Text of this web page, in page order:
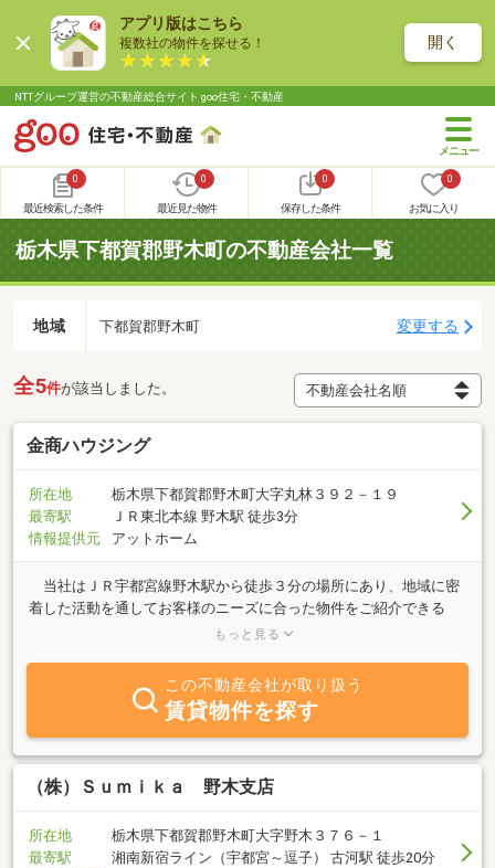
アプリ版はこちら
複数社の物件を探せる！ 開く
NTTグループ運営の不動産総合サイト goo住宅・不動産
0
最近検索した条件
0
最近見た物件
0
保存した条件
0
お気に入り
栃木県下都賀郡野木町の不動産会社一覧
地域 下都賀郡野木町 変更する
全5件が該当しました。
金商ハウジング
所在地
栃木県下都賀郡野木町大字丸林３９２－１９
最寄駅
ＪＲ東北本線 野木駅 徒歩3分
情報提供元
アットホーム
当社はＪＲ宇都宮線野木駅から徒歩３分の場所にあり、地域に密
着した活動を通してお客様のニーズに合った物件をご紹介できる
様、日々尽力しております。豊かな住環境をご提供してまいります
もっと見る
この不動産会社が取り扱う
賃貸物件を探す
（株）Ｓｕｍｉｋａ 野木支店
所在地
栃木県下都賀郡野木町大字野木３７６－１
最寄駅
湘南新宿ライン（宇都宮～逗子） 古河駅 徒歩20分